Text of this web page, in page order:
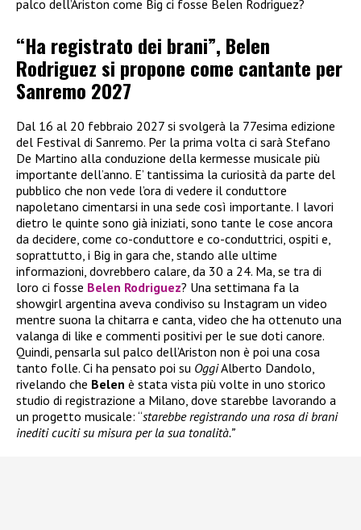
palco dell’Ariston come Big ci fosse Belen Rodriguez?
“Ha registrato dei brani”, Belen
Rodriguez si propone come cantante per
Sanremo 2027
Dal 16 al 20 febbraio 2027 si svolgerà la 77esima edizione
del Festival di Sanremo. Per la prima volta ci sarà Stefano
De Martino alla conduzione della kermesse musicale più
importante dell’anno. E’ tantissima la curiosità da parte del
pubblico che non vede l’ora di vedere il conduttore
napoletano cimentarsi in una sede così importante. I lavori
dietro le quinte sono già iniziati, sono tante le cose ancora
da decidere, come co-conduttore e co-conduttrici, ospiti e,
soprattutto, i Big in gara che, stando alle ultime
informazioni, dovrebbero calare, da 30 a 24. Ma, se tra di
loro ci fosse Belen Rodriguez? Una settimana fa la
showgirl argentina aveva condiviso su Instagram un video
mentre suona la chitarra e canta, video che ha ottenuto una
valanga di like e commenti positivi per le sue doti canore.
Quindi, pensarla sul palco dell’Ariston non è poi una cosa
tanto folle. Ci ha pensato poi su OggiAlberto Dandolo,
rivelando che Belen è stata vista più volte in uno storico
studio di registrazione a Milano, dove starebbe lavorando a
un progetto musicale: “starebbe registrando una rosa di brani
inediti cuciti su misura per la sua tonalità.”